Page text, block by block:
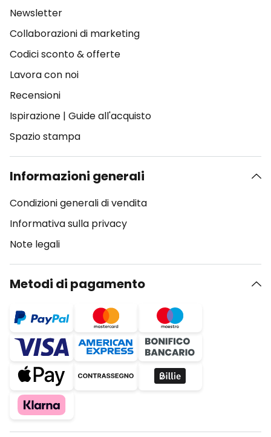
Newsletter
Collaborazioni di marketing
Codici sconto & offerte
Lavora con noi
Recensioni
Ispirazione | Guide all'acquisto
Spazio stampa
Informazioni generali
Condizioni generali di vendita
Informativa sulla privacy
Note legali
Metodi di pagamento